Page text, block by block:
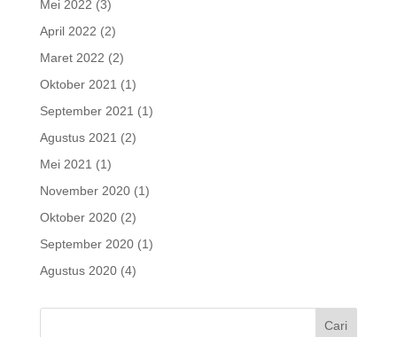
Mei 2022 (3)
April 2022 (2)
Maret 2022 (2)
Oktober 2021 (1)
September 2021 (1)
Agustus 2021 (2)
Mei 2021 (1)
November 2020(1)
Oktober 2020(2)
September 2020(1)
Agustus 2020(4)